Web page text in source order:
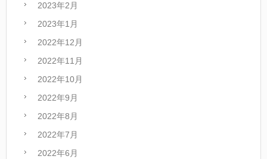
2023年2月
2023年1月
2022年12月
2022年11月
2022年10月
2022年9月
2022年8月
2022年7月
2022年6月